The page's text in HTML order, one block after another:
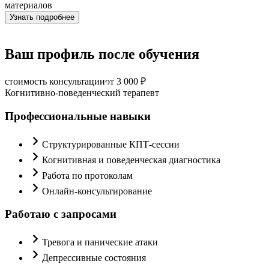
материалов
Узнать подробнее
Ваш профиль после обучения
стоимость консультацииот 3 000 ₽
Когнитивно-поведенческий терапевт
Профессиональные навыки
Структурированные КПТ-сессии
Когнитивная и поведенческая диагностика
Работа по протоколам
Онлайн-консультирование
Работаю с запросами
Тревога и панические атаки
Депрессивные состояния